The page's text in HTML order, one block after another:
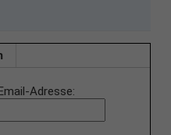
Adresse